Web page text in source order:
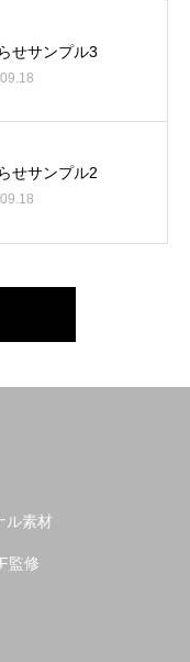
せサンプル3
せサンプル2
ル素材
監修